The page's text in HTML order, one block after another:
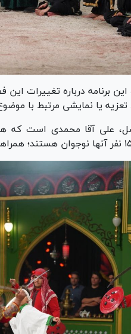
برنامه درباره تغییرات
یا نمایشی مرتبط با